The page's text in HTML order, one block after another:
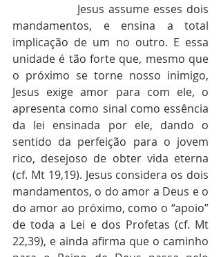
Jesus assume esses dois
mandamentos, e ensina a total
implicação de um no outro. E essa
unidade é tão forte que, mesmo que
o próximo se torne nosso inimigo,
Jesus exige amor para com ele, o
apresenta como sinal como essência
da lei ensinada por ele, dando o
sentido da perfeição para o jovem
rico, desejoso de obter vida eterna
(cf. Mt 19,19). Jesus considera os dois
mandamentos, o do amor a Deus e o
do amor ao próximo, como o “apoio”
de toda a Lei e dos Profetas (cf. Mt
22,39), e ainda afirma que o caminho